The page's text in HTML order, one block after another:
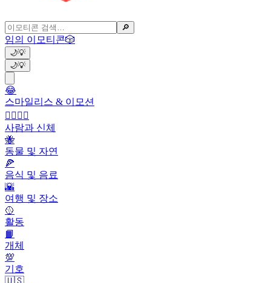
🔎
임의 이모티콘🎲
🌙💡
🌙💡
😂
스마일리스 & 이모션
👩‍❤️‍💋‍👨
사람과 신체
🐝
동물 및 자연
🍕
음식 및 음료
🌇
여행 및 장소
🥎
활동
📙
개체
💯
기호
🇺🇸